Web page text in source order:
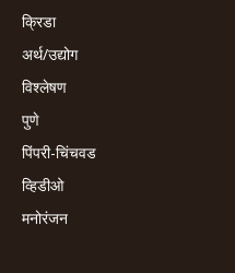
क्रिडा
अर्थ/उद्योग
विश्लेषण
पुणे
पिंपरी-चिंचवड
व्हिडीओ
मनोरंजन